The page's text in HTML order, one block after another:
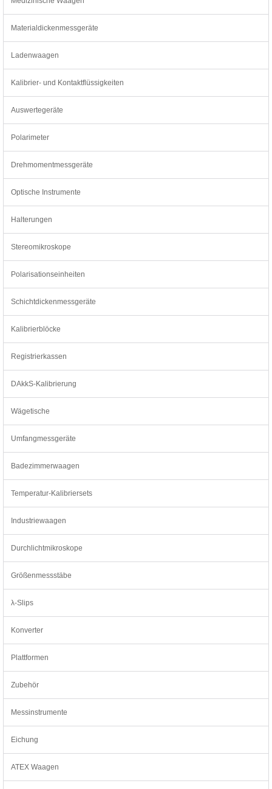
Materialdickenmessgeräte
Ladenwaagen
Kalibrier- und Kontaktflüssigkeiten
Auswertegeräte
Polarimeter
Drehmomentmessgeräte
Optische Instrumente
Halterungen
Stereomikroskope
Polarisationseinheiten
Schichtdickenmessgeräte
Kalibrierblöcke
Registrierkassen
DAkkS-Kalibrierung
Wägetische
Umfangmessgeräte
Badezimmerwaagen
Temperatur-Kalibriersets
Industriewaagen
Durchlichtmikroskope
Größenmessstäbe
λ-Slips
Konverter
Plattformen
Zubehör
Messinstrumente
Eichung
ATEX Waagen